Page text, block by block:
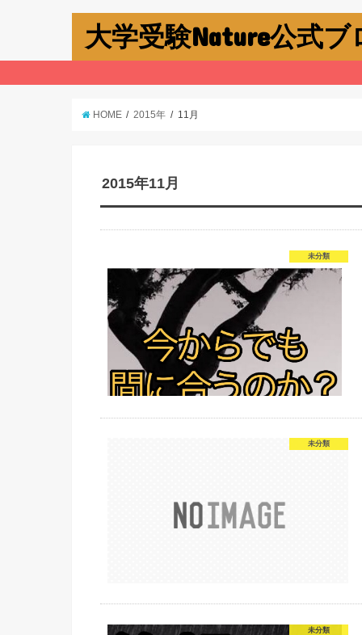
大学受験Nature公式ブ
HOME 2015年 11月
2015年11月
未分類
未分類
未分類